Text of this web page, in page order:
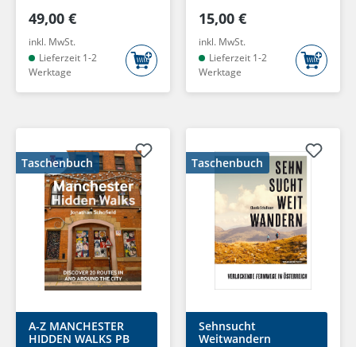
49,00 €
inkl. MwSt.
Lieferzeit 1-2
Werktage
15,00 €
inkl. MwSt.
Lieferzeit 1-2
Werktage
Taschenbuch
A-Z MANCHESTER
HIDDEN WALKS PB
Taschenbuch
Sehnsucht
Weitwandern